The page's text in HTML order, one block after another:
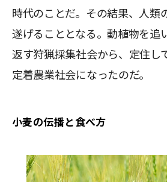
時代のことだ。その結果、人類
遂げることとなる。動植物を追
返す狩猟採集社会から、定住し
定着農業社会になったのだ。
小麦の伝播と食べ方